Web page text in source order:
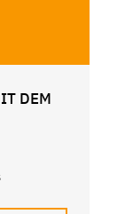
DEM